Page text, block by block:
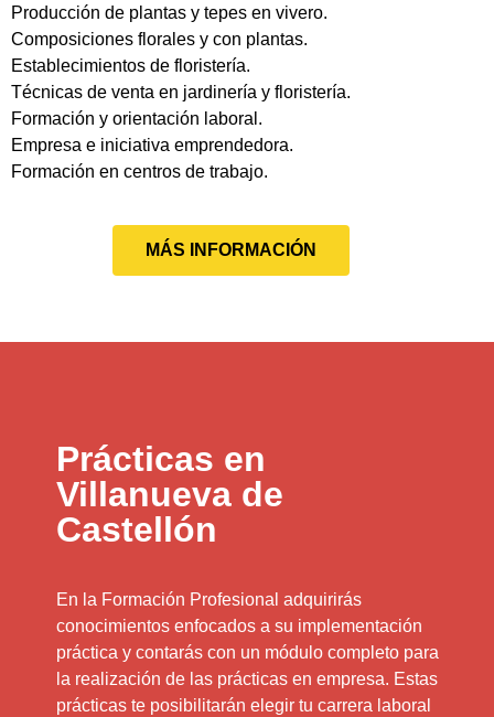
Producción de plantas y tepes en vivero.
Composiciones florales y con plantas.
Establecimientos de floristería.
Técnicas de venta en jardinería y floristería.
Formación y orientación laboral.
Empresa e iniciativa emprendedora.
Formación en centros de trabajo.
MÁS INFORMACIÓN
Prácticas en
Villanueva de
Castellón
En la Formación Profesional adquirirás
conocimientos enfocados a su implementación
práctica y contarás con un módulo completo para
la realización de las prácticas en empresa. Estas
prácticas te posibilitarán elegir tu carrera laboral